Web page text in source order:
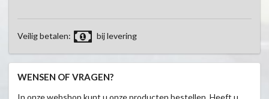
Veilig betalen: bij levering
WENSEN OF VRAGEN?